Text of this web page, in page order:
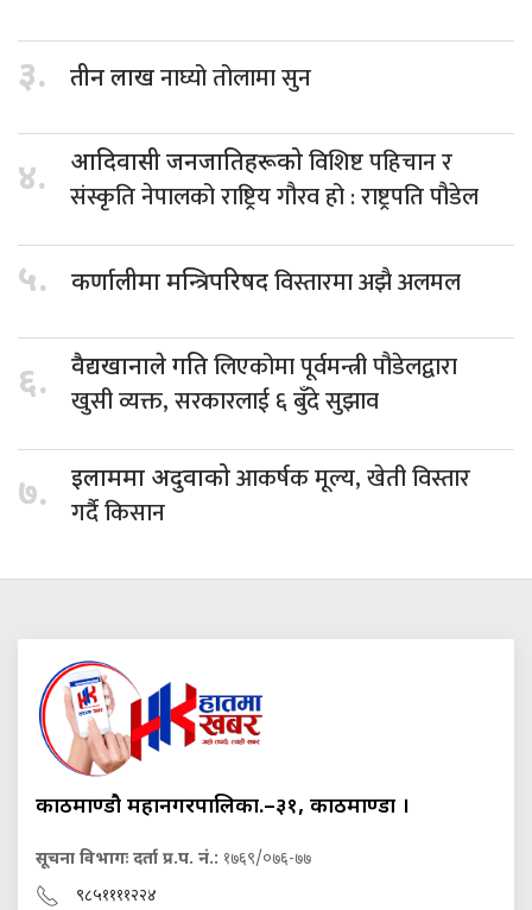
३. तीन लाखनाघ्यो तोलामा सुन
४. आदिवासी जनजातिहरूकोविशिष्ट पहिचान र
संस्कृति नेपालको राष्ट्रिय गौरव हो : राष्ट्रपति पौडेल
५. कर्णालीमा मन्त्रिपरिषदविस्तारमा अझै अलमल
६. वैद्यखानाले गतिलिएकोमा पूर्वमन्त्री पौडेलद्वारा
खुसी व्यक्त, सरकारलाई ६ बुँदे सुझाव
७. इलाममा अदुवाकोआकर्षक मूल्य, खेती विस्तार
गर्दै किसान
काठमाण्डौ महानगरपालिका.–३१, काठमाण्डौं ।
सूचना विभागः दर्ता प्र.प. नं.: १७६९/०७६-७७
९८५११११२२४